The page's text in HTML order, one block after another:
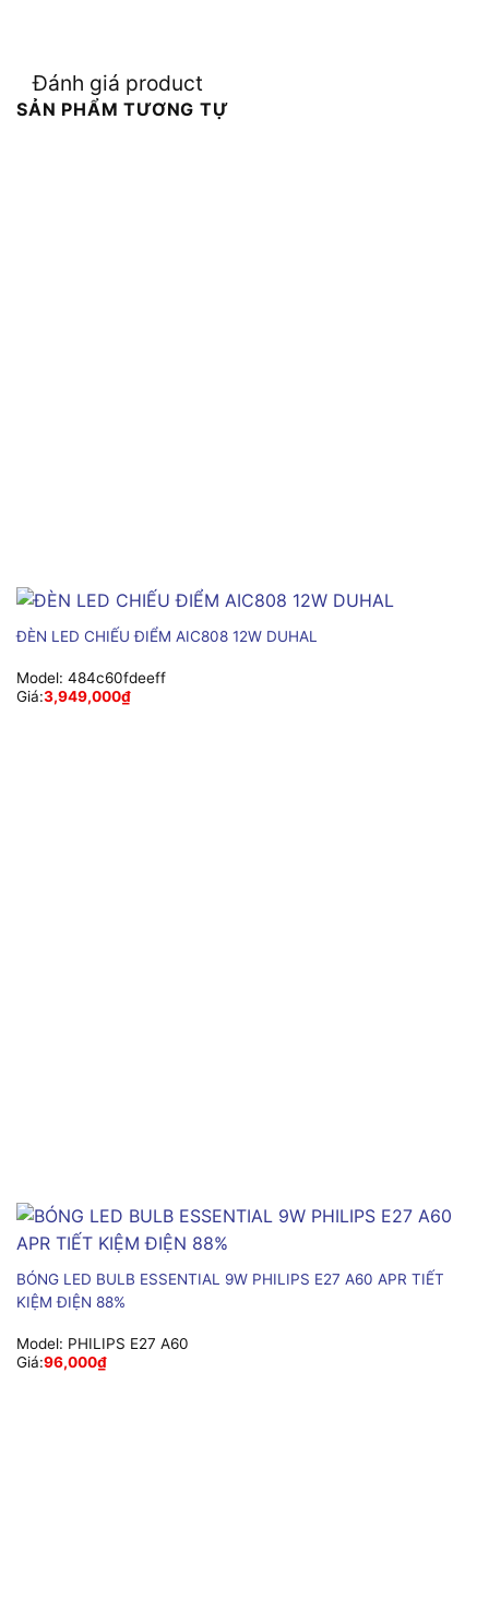
Đánh giá product
SẢN PHẨM TƯƠNG TỰ
ĐÈN LED CHIẾU ĐIỂM AIC808 12W DUHAL
Model: 484c60fdeeff
Giá:3,949,000₫
BÓNG LED BULB ESSENTIAL 9W PHILIPS E27 A60 APR TIẾT
KIỆM ĐIỆN 88%
Model: PHILIPS E27 A60
Giá:96,000₫